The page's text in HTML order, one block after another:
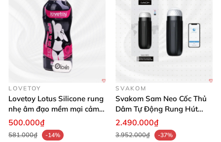
LOVETOY
Lovetoy Lotus Silicone rung
nhẹ âm đạo mềm mại cảm
giác thật
500.000₫
581.000₫ -14%
SVAKOM
Svakom Sam Neo Cốc Thủ
Dâm Tự Động Rung Hút
App Điều Khiển Xa
2.490.000₫
3.952.000₫ -37%